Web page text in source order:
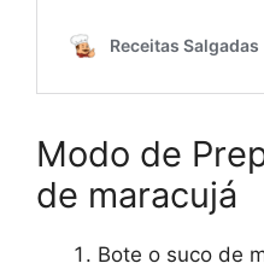
Modo de
de maracujá
Bote o suco de